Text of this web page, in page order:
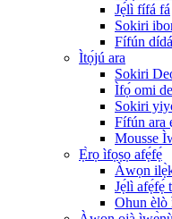
Jẹ́lì fífá fá
Sokiri
Fífún
Ìtọ́jú ara
Sokiri
Ìfọ́ omi
Sokiri
Fífún ara
Mousse
Ẹ̀rọ ìfọṣọ afẹ́fẹ́
Àwọn
Jẹ́lì afẹ́fẹ́
Ohun èlò